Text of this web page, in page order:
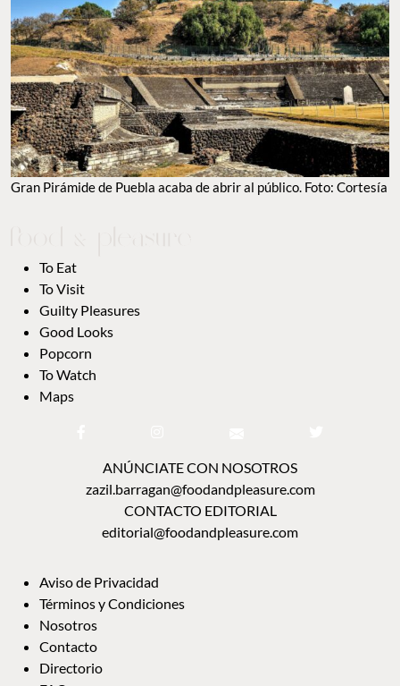
Gran Pirámide de Puebla acaba de abrir al público. Foto: Cortesía
To Eat
To Visit
Guilty Pleasures
Good Looks
Popcorn
To Watch
Maps
ANÚNCIATE CON NOSOTROS
zazil.barragan@foodandpleasure.com
CONTACTO EDITORIAL
editorial@foodandpleasure.com
Aviso de Privacidad
Términos y Condiciones
Nosotros
Contacto
Directorio